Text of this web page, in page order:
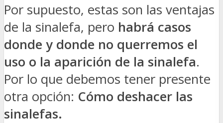
Por supuesto, estas son las ventajas
de la sinalefa, pero habrá casos
donde y donde no querremos el
uso o la aparición de la sinalefa.
Por lo que debemos tener presente
otra opción: Cómo deshacer las
sinalefas.